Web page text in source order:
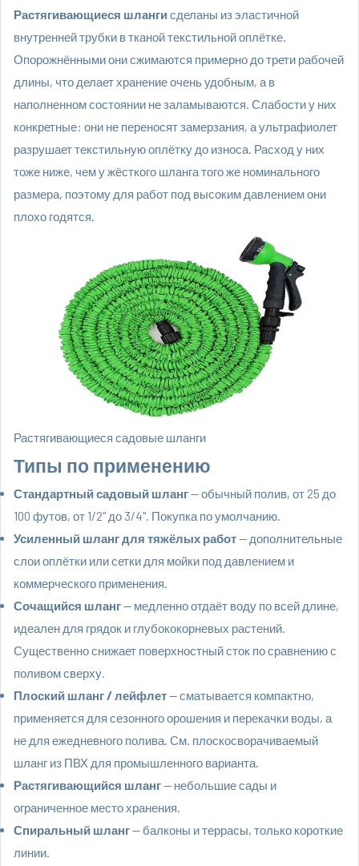
Растягивающиеся шлангисделаны из эластичной
внутренней трубки в тканой текстильной оплётке.
Опорожнёнными они сжимаются примерно до трети рабочей
длины, что делает хранение очень удобным, а в
наполненном состоянии не заламываются. Слабости у них
конкретные: они не переносят замерзания, а ультрафиолет
разрушает текстильную оплётку до износа. Расход у них
тоже ниже, чем у жёсткого шланга того же номинального
размера, поэтому для работ под высоким давлением они
плохо годятся.
Растягивающиеся садовые шланги
Типы по применению
Стандартный садовый шланг— обычный полив, от 25 до
100 футов, от 1/2" до 3/4". Покупка по умолчанию.
Усиленный шланг для тяжёлых работ— дополнительные
слои оплётки или сетки для мойки под давлением и
коммерческого применения.
Сочащийся шланг— медленно отдаёт воду по всей длине,
идеален для грядок и глубококорневых растений.
Существенно снижает поверхностный сток по сравнению с
поливом сверху.
Плоский шланг / лейфлет— сматывается компактно,
применяется для сезонного орошения и перекачки воды, а
не для ежедневного полива. См. плоскосворачиваемый
шланг из ПВХ для промышленного варианта.
Растягивающийся шланг— небольшие сады и
ограниченное место хранения.
Спиральный шланг— балконы и террасы, только короткие
линии.